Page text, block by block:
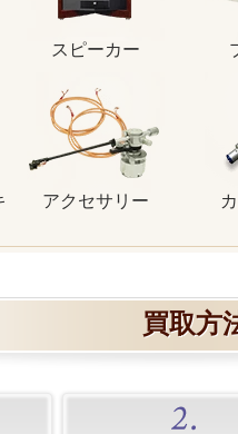
スピーカー
アクセサリー
買取方